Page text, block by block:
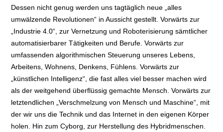
Dessen nicht genug werden uns tagtäglich neue „alles
umwälzende Revolutionen“ in Aussicht gestellt. Vorwärts zur
„Industrie 4.0“, zur Vernetzung und Roboterisierung sämtlicher
automatisierbarer Tätigkeiten und Berufe. Vorwärts zur
umfassenden algorithmischen Steuerung unseres Lebens,
Arbeitens, Wohnens, Denkens, Fühlens. Vorwärts zur
„künstlichen Intelligenz“, die fast alles viel besser machen wird
als der weitgehend überflüssig gemachte Mensch. Vorwärts zur
letztendlichen „Verschmelzung von Mensch und Maschine“, mit
der wir uns die Technik und das Internet in den eigenen Körper
holen. Hin zum Cyborg, zur Herstellung des Hybridmenschen.